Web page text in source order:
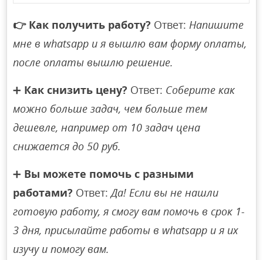
👉 Как получить работу? Ответ:Напишите
мне в whatsapp и я вышлю вам форму оплаты,
после оплаты вышлю решение.
➕ Как снизить цену? Ответ: Соберите как
можно больше задач, чем больше тем
дешевле, например от 10 задач цена
снижается до 50 руб.
➕ Вы можете помочь с разными
работами? Ответ:Да! Если вы не нашли
готовую работу, я смогу вам помочь в срок 1-
3 дня, присылайте работы в whatsapp и я их
изучу и помогу вам.